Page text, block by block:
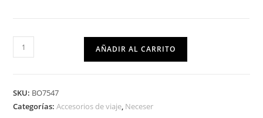
AÑADIR AL CARRITO
SKU: BO7547
Categorías:Accesorios de viaje, Neceser